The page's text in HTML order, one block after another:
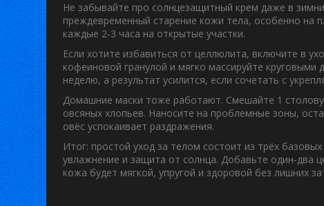
Не забывайте про солнцезащитный крем даже в
преждевременный старение кожи тела, особенно на
каждые 2‑3 часа на открытые участки.
Если хотите избавиться от целлюлита, включите в
кофеиновой гранулой и мягко массируйте круговыми
неделю, а результат усилится, если сочетать с
Домашние маски тоже работают. Смешайте 1
овсяных хлопьев. Наносите на проблемные зоны,
овёс успокаивает раздражения.
Итог: простой уход за телом состоит из трёх
увлажнение и защита от солнца. Добавьте один‑два
кожа будет мягкой, упругой и здоровой без лишних